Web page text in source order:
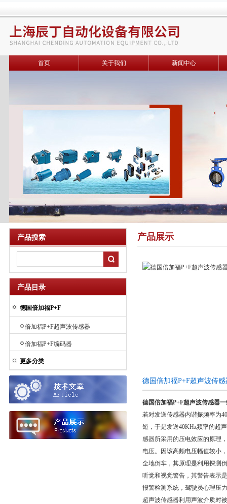
首页 关于我们 新闻中心
产品搜索
产品目录
德国倍加福P+F
倍加福P+F超声波传感器
倍加福P+F编码器
更多分类
产品展示
德国倍加福P+F超声波传
德国倍加福P+F超声波传感器
若对发送传感器内谐振频率为
短，于是发送40KHz频率的超
感器所采用的压电效应的原理
电压。因该高频电压幅值较小
全地倒车，其原理是利用探测
听觉和视觉警告，其警告表示
报警检测系统，驾驶员心理压
超声波传感器利用声波介质对